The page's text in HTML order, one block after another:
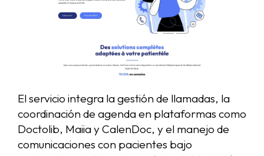
El servicio integra la gestión de llamadas, la
coordinación de agenda en plataformas como
Doctolib, Maiia y CalenDoc, y el manejo de
comunicaciones con pacientes bajo